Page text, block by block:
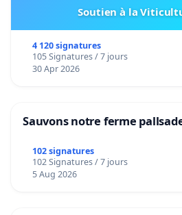
Soutien à la
4 120 signatures
105 Signatures / 7 jours
30 Apr 2026
Sauvons notre ferme
102 signatures
102 Signatures / 7 jours
5 Aug 2026